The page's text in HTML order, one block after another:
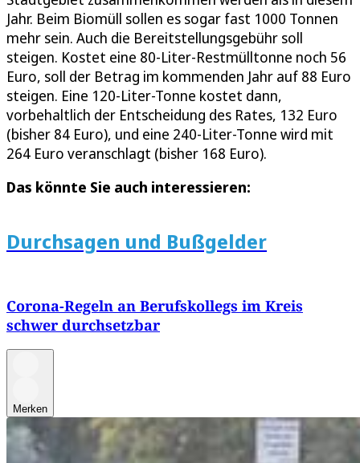
Jahr. Beim Biomüll sollen es sogar fast 1000 Tonnen
mehr sein. Auch die Bereitstellungsgebühr soll
steigen. Kostet eine 80-Liter-Restmülltonne noch 56
Euro, soll der Betrag im kommenden Jahr auf 88 Euro
steigen. Eine 120-Liter-Tonne kostet dann,
vorbehaltlich der Entscheidung des Rates, 132 Euro
(bisher 84 Euro), und eine 240-Liter-Tonne wird mit
264 Euro veranschlagt (bisher 168 Euro).
Das könnte Sie auch interessieren:
Durchsagen und Bußgelder
Corona-Regeln an Berufskollegs im Kreis
schwer durchsetzbar
Merken